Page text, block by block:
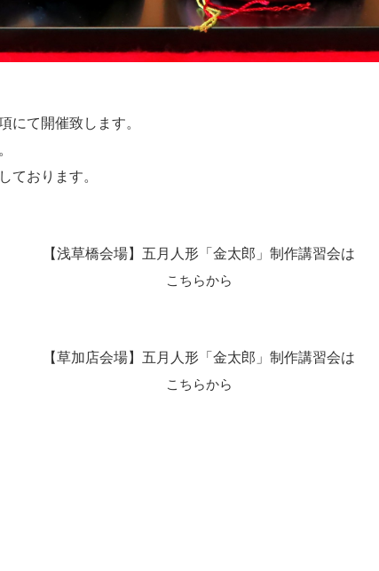
にて開催致します。
ております。
【浅草橋会場】五月人形「金太郎」制作講習会は
こちらから
【草加店会場】五月人形「金太郎」制作講習会は
こちらから